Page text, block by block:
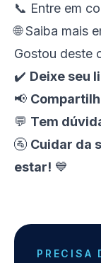
📞 Entre em
🌐 Saiba mais
Gostou deste
✔️ Deixe seu
📢
💬 Tem
🚰 Cuidar da
estar! 💙
PRECISA